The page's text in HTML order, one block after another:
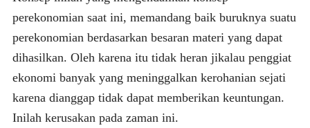
perekonomian saat ini, memandang baik buruknya suatu
perekonomian berdasarkan besaran materi yang dapat
dihasilkan. Oleh karena itu tidak heran jikalau penggiat
ekonomi banyak yang meninggalkan kerohanian sejati
karena dianggap tidak dapat memberikan keuntungan.
Inilah kerusakan pada zaman ini.